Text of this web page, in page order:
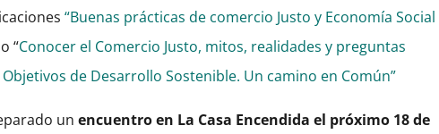
“Buenas prácticas de comercio Justo y Economía Social
“Conocer el Comercio Justo, mitos, realidades y preguntas
Objetivos de Desarrollo Sostenible. Un camino en Común”
unencuentro en La Casa Encendida el próximo 18 de